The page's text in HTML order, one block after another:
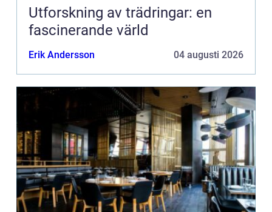
Utforskning av trädringar: en
fascinerande värld
Erik Andersson 04 augusti 2026